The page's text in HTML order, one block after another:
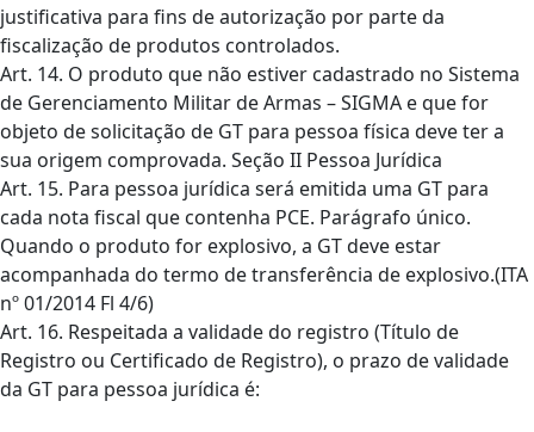
justificativa para fins de autorização por parte da
fiscalização de produtos controlados.
Art. 14. O produto que não estiver cadastrado no Sistema
de Gerenciamento Militar de Armas – SIGMA e que for
objeto de solicitação de GT para pessoa física deve ter a
sua origem comprovada. Seção II Pessoa Jurídica
Art. 15. Para pessoa jurídica será emitida uma GT para
cada nota fiscal que contenha PCE. Parágrafo único.
Quando o produto for explosivo, a GT deve estar
acompanhada do termo de transferência de explosivo.(ITA
nº 01/2014 Fl 4/6)
Art. 16. Respeitada a validade do registro (Título de
Registro ou Certificado de Registro), o prazo de validade
da GT para pessoa jurídica é: